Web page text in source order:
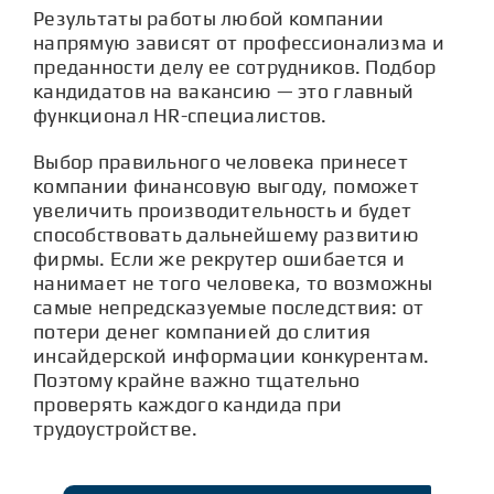
Результаты работы любой компании
напрямую зависят от профессионализма и
преданности делу ее сотрудников. Подбор
кандидатов на вакансию — это главный
функционал НR-специалистов.
Выбор правильного человека принесет
компании финансовую выгоду, поможет
увеличить производительность и будет
способствовать дальнейшему развитию
фирмы. Если же рекрутер ошибается и
нанимает не того человека, то возможны
самые непредсказуемые последствия: от
потери денег компанией до слития
инсайдерской информации конкурентам.
Поэтому крайне важно тщательно
проверять каждого кандида при
трудоустройстве.